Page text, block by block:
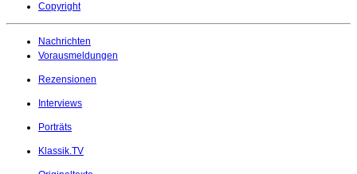
Copyright
Nachrichten
Vorausmeldungen
Rezensionen
Interviews
Porträts
Klassik.TV